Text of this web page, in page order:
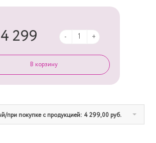
при покупке с продукцией: 4 299,00 руб.
299 - +